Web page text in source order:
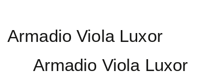
g
a
o
n
Armadio Viola Luxor
Armadio Viola Luxor